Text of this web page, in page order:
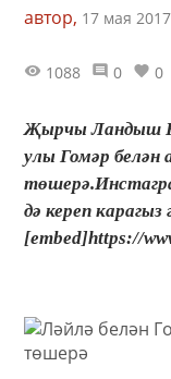
автор, 17 мая
1088 0 0
Җырчы Ландыш
улы Гомәр белән
дә кереп карагыз
[embed]https://